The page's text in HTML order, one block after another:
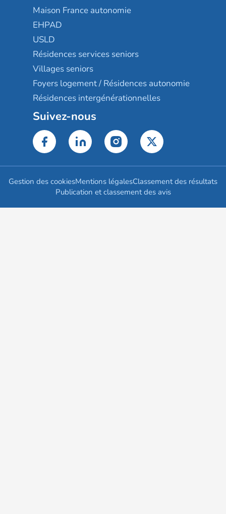
Maison France autonomie
EHPAD
USLD
Résidences services seniors
Villages seniors
Foyers logement / Résidences autonomie
Résidences intergénérationnelles
Suivez-nous
Gestion des cookiesMentions légalesClassement des résultats
Publication et classement des avis